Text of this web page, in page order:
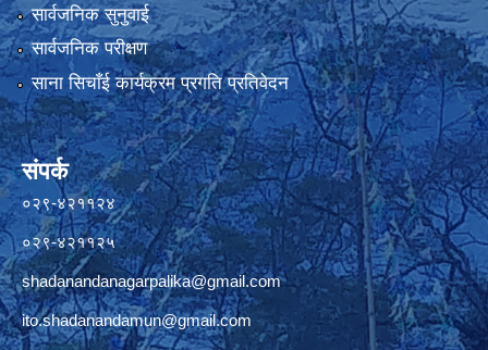
सार्वजनिक सुनुवाई
सार्वजनिक परीक्षण
साना सिचाँई कार्यक्रम प्रगति प्रतिवेदन
संपर्क
०२९-४२११२४
०२९-४२११२५
shadanandanagarpalika@gmail.com
ito.shadanandamun@gmail.com